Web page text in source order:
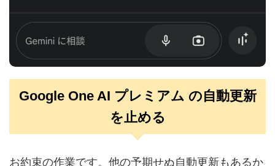
Google One AI プレミアム の自動更新
を止める
お約束の作業です。他の予期せぬ自動更新もあるか